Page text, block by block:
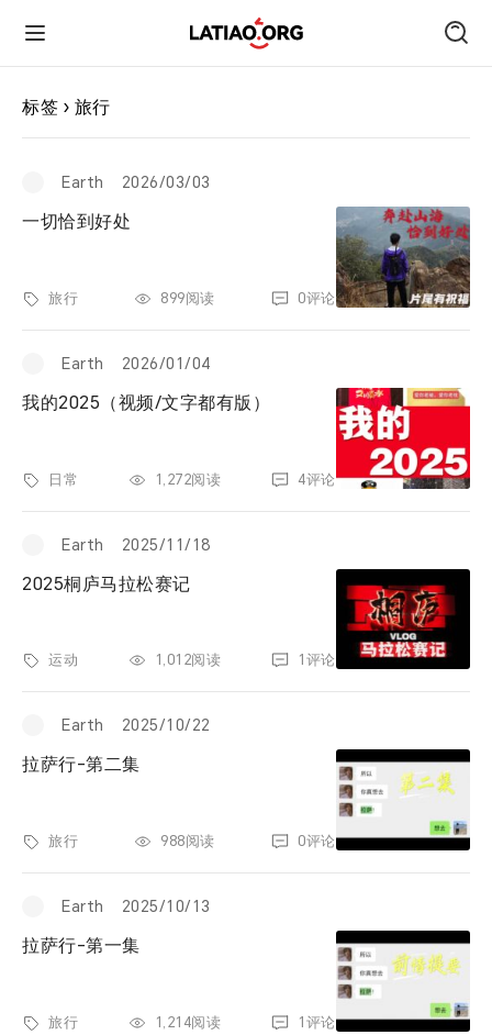
首页
技术
旅行
标签 › 旅行
Earth 2026/03/03
一切恰到好处
旅行 899阅读 0评论
Earth 2026/01/04
我的2025（视频/文字都有版）
日常 1,272阅读 4评论
Earth 2025/11/18
2025桐庐马拉松赛记
运动 1,012阅读 1评论
Earth 2025/10/22
拉萨行-第二集
旅行 988阅读 0评论
Earth 2025/10/13
拉萨行-第一集
旅行 1,214阅读 1评论